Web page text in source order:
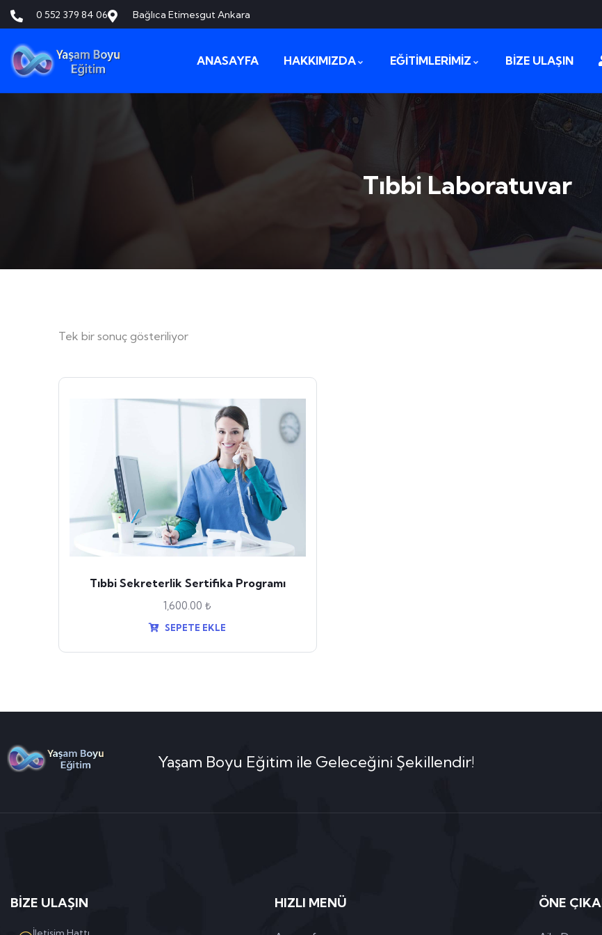
0 552 379 84 06 Bağlıca Etimesgut Ankara
ANASAYFA HAKKIMIZDA EĞİTİMLERİMİZ BİZE ULAŞIN
Tıbbi Laboratuvar
Tek bir sonuç gösteriliyor
Tıbbi Sekreterlik Sertifika Programı
1,600.00₺
SEPETE EKLE
Yaşam Boyu Eğitim ile Geleceğini Şekillendir!
BİZE ULAŞIN HIZLI MENÜ ÖNE